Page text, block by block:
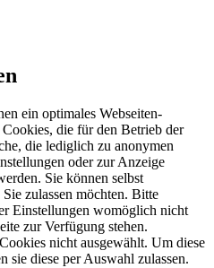
ein optimales Webseiten-
die für den Betrieb der
die lediglich zu anonymen
oder zur Anzeige
Sie können selbst
zulassen möchten. Bitte
Einstellungen womöglich nicht
zur Verfügung stehen.
Cookies nicht ausgewählt. Um diese
sie diese per Auswahl zulassen.